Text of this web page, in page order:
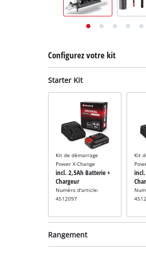
Configurez votre kit
Starter Kit
Kit de démarrage
Power X-Change
incl. 2,5Ah Batterie +
Chargeur
Numéro d'article:
4512097
Kit
Rangement